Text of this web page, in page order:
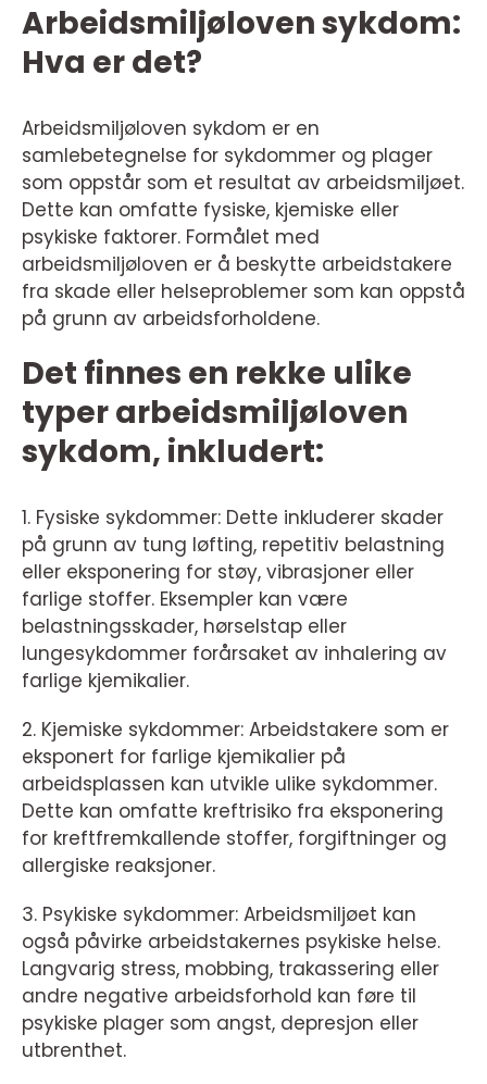
Arbeidsmiljøloven sykdom:
Hva er det?
Arbeidsmiljøloven sykdom er en
samlebetegnelse for sykdommer og plager
som oppstår som et resultat av arbeidsmiljøet.
Dette kan omfatte fysiske, kjemiske eller
psykiske faktorer. Formålet med
arbeidsmiljøloven er å beskytte arbeidstakere
fra skade eller helseproblemer som kan oppstå
på grunn av arbeidsforholdene.
Det finnes en rekke ulike
typer arbeidsmiljøloven
sykdom, inkludert:
1. Fysiske sykdommer: Dette inkluderer skader
på grunn av tung løfting, repetitiv belastning
eller eksponering for støy, vibrasjoner eller
farlige stoffer. Eksempler kan være
belastningsskader, hørselstap eller
lungesykdommer forårsaket av inhalering av
farlige kjemikalier.
2. Kjemiske sykdommer: Arbeidstakere som er
eksponert for farlige kjemikalier på
arbeidsplassen kan utvikle ulike sykdommer.
Dette kan omfatte kreftrisiko fra eksponering
for kreftfremkallende stoffer, forgiftninger og
allergiske reaksjoner.
3. Psykiske sykdommer: Arbeidsmiljøet kan
også påvirke arbeidstakernes psykiske helse.
Langvarig stress, mobbing, trakassering eller
andre negative arbeidsforhold kan føre til
psykiske plager som angst, depresjon eller
utbrenthet.